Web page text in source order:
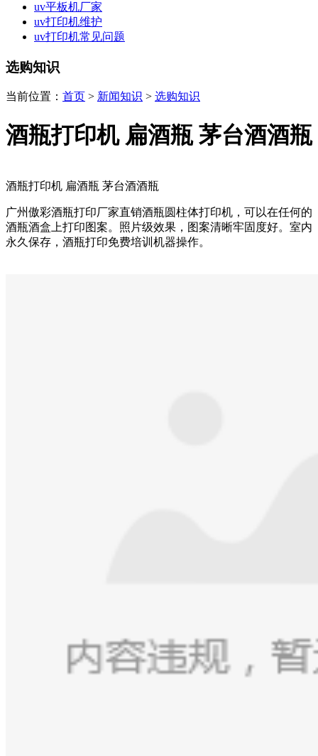
uv平板机厂家
uv打印机维护
uv打印机常见问题
选购知识
当前位置： 首页 > 新闻知识 > 选购知识
酒瓶打印机 扁酒瓶 茅台酒酒瓶
酒瓶打印机 扁酒瓶 茅台酒酒瓶
广州傲彩酒瓶打印厂家直销酒瓶圆柱体打印机，可以在任何的
酒瓶酒盒上打印图案。照片级效果，图案清晰牢固度好。室内
永久保存，酒瓶打印免费培训机器操作。